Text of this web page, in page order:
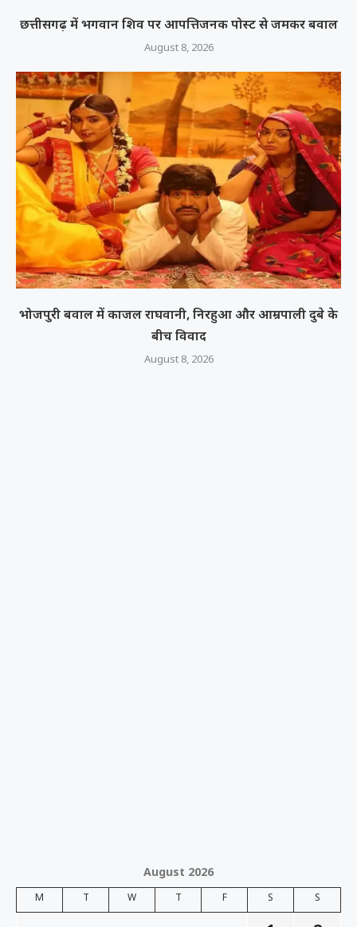
छत्तीसगढ़ में भगवान शिव पर आपत्तिजनक पोस्ट से जमकर बवाल
August 8, 2026
भोजपुरी बवाल में काजल राघवानी, निरहुआ और आम्रपाली दुबे के
बीच विवाद
August 8, 2026
August 2026
M T W T F S S